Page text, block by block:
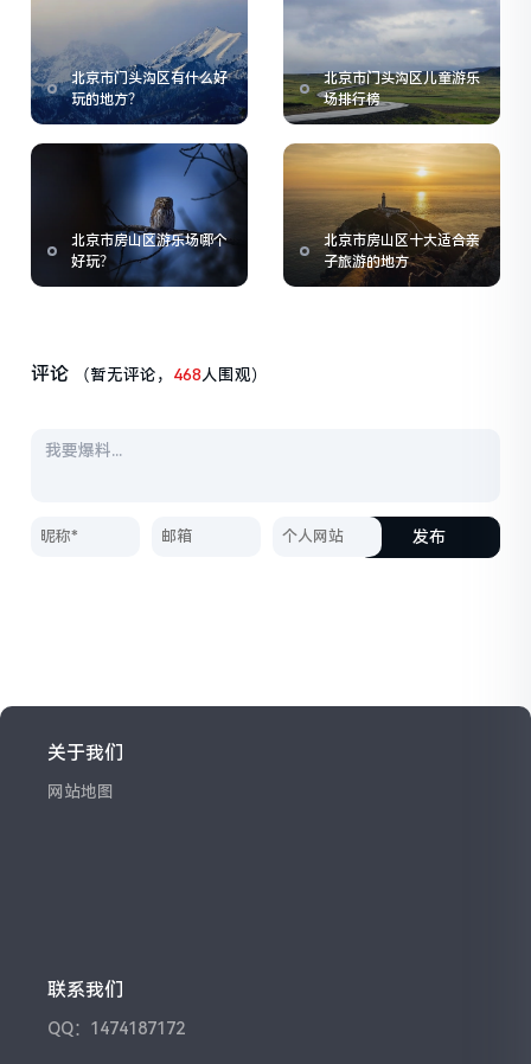
北京市门头沟区有什么好
玩的地方？
北京市门头沟区儿童游乐
场排行榜
北京市房山区游乐场哪个
好玩？
北京市房山区十大适合亲
子旅游的地方
评论 （暂无评论， 468人围观）
发布
关于我们
网站地图
联系我们
QQ：1474187172